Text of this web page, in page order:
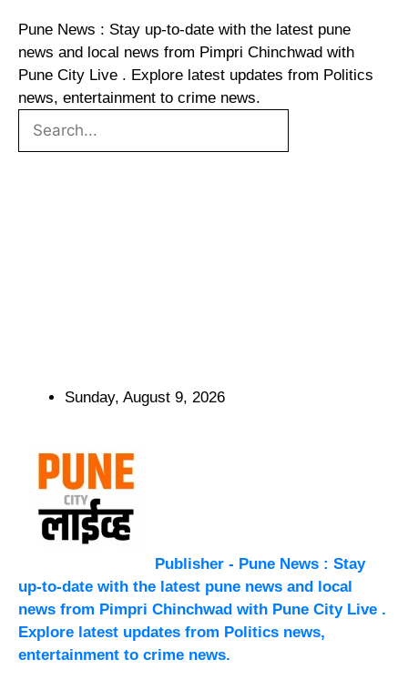
Pune News : Stay up-to-date with the latest pune
news and local news from Pimpri Chinchwad with
Pune City Live . Explore latest updates from Politics
news, entertainment to crime news.
Sunday, August 9, 2026
Publisher - Pune News : Stay
up-to-date with the latest pune news and local
news from Pimpri Chinchwad with Pune City Live .
Explore latest updates from Politics news,
entertainment to crime news.